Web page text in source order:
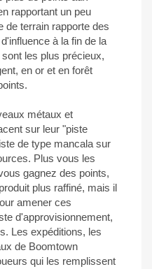
rapportant un peu
de terrain rapporte des
à la fin de la
les plus précieux,
en or et en forêt
métaux et
sur leur "piste
de type mancala sur
Plus vous les
gagnez des points,
plus raffiné, mais il
amener ces
d'approvisionnement,
Les expéditions, les
de Boomtown
qui les remplissent